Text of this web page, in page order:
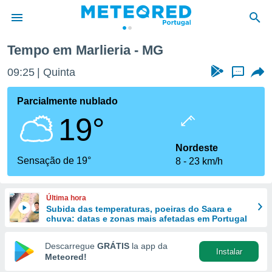
da
foi
fornecidas
a este
das
e
forma
digital
Tempo em Marlieria - MG
09:25 Quinta ...
Parcialmente nublado
19°
Sensação de 19°
Nordeste
8
23 km/h
Última hora
Subida das temperaturas, poeiras do Saara e
chuva: datas e zonas mais afetadas em Portugal
Descarregue GRÁTIS la app da
Meteored!
Instalar